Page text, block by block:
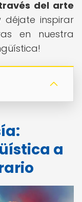
del arte
déjate inspirar
en nuestra
a